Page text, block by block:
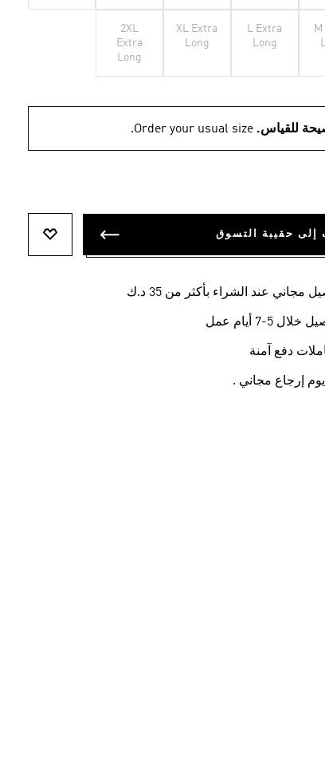
L Extra
Long
XL Extra
Long
2XL
Extra
Long
للقياس.Order your usual size.
إلى حقيبة التسوق
مجاني عند الشراء بأكثر من 35 د.ك
خلال 5-7 أيام عمل
دفع آمنة